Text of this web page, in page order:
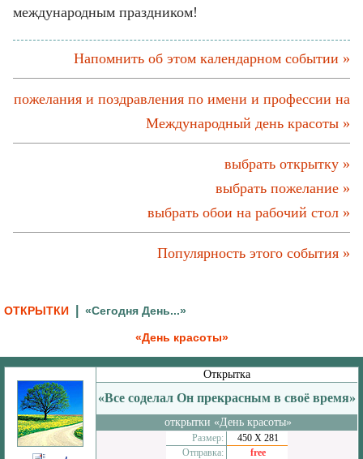
международным праздником!
Напомнить об этом календарном событии »
пожелания и поздравления по имени и профессии на
Международный день красоты »
выбрать открытку »
выбрать пожелание »
выбрать обои на рабочий стол »
Популярность этого события »
ОТКРЫТКИ «Сегодня День...»
«День красоты»
Открытка
«Все соделал Он прекрасным в своё время»
открытки «День красоты»
Размер:
450 Х 281
Отправка:
free